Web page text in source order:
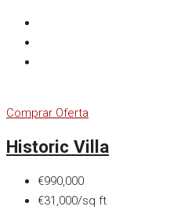
Comprar Oferta
Historic Villa
€990,000
€31,000/sq ft